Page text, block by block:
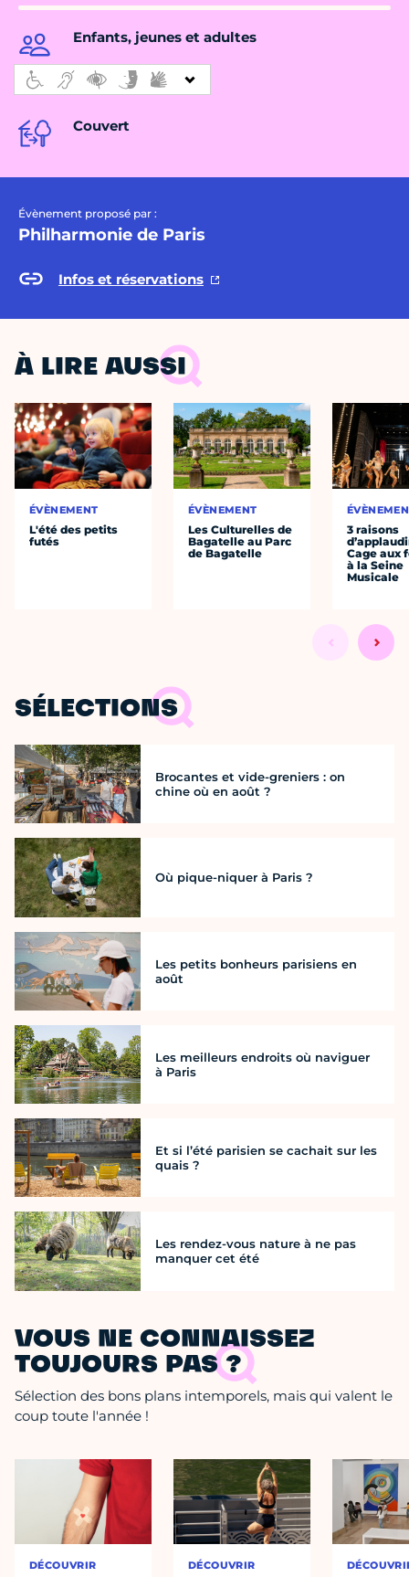
Enfants, jeunes et adultes
Couvert
Évènement proposé par :
Philharmonie de Paris
Infos et réservations
À LIRE AUSSI
ÉVÈNEMENT
L'été des petits
futés
ÉVÈNEMENT
Les Culturelles de
Bagatelle au Parc
de Bagatelle
3 raisons
Cage aux
à la Seine
Musicale
SÉLECTIONS
Brocantes et vide-greniers : on
chine où en août ?
Où pique-niquer à Paris ?
Les petits bonheurs parisiens en
août
Les meilleurs endroits où naviguer
à Paris
Et si l’été parisien se cachait sur les
quais ?
Les rendez-vous nature à ne pas
manquer cet été
VOUS NE CONNAISSEZ
TOUJOURS PAS ?
Sélection des bons plans intemporels, mais qui valent le
coup toute l'année !
DÉCOUVRIR DÉCOUVRIR